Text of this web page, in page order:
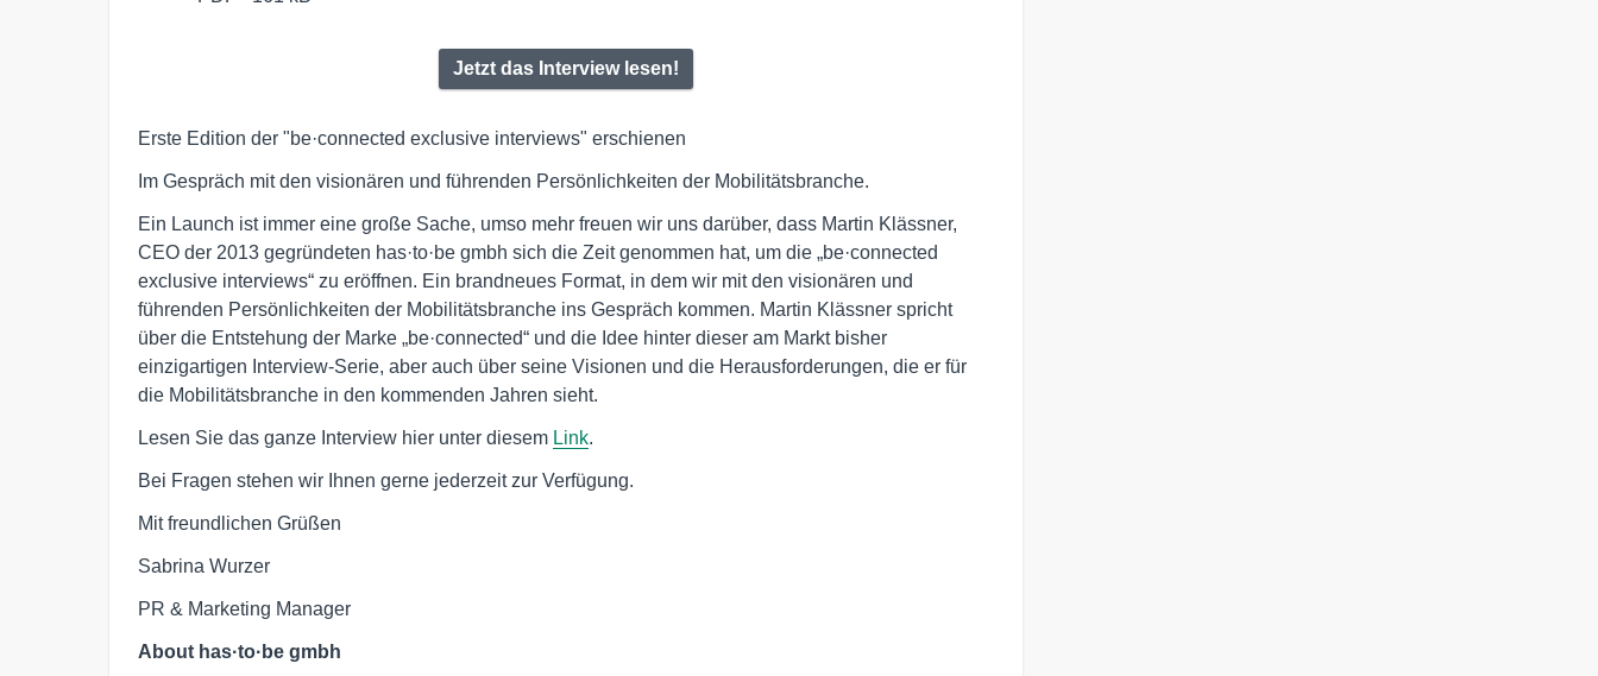
Jetzt das Interview lesen!
Erste Edition der "be·connected exclusive interviews" erschienen
Im Gespräch mit den visionären und führenden Persönlichkeiten der Mobilitätsbranche.
Ein Launch ist immer eine große Sache, umso mehr freuen wir uns darüber, dass Martin Klässner,
CEO der 2013 gegründeten has·to·be gmbh sich die Zeit genommen hat, um die „be·connected
exclusive interviews“ zu eröffnen. Ein brandneues Format, in dem wir mit den visionären und
führenden Persönlichkeiten der Mobilitätsbranche ins Gespräch kommen. Martin Klässner spricht
über die Entstehung der Marke „be·connected“ und die Idee hinter dieser am Markt bisher
einzigartigen Interview-Serie, aber auch über seine Visionen und die Herausforderungen, die er für
die Mobilitätsbranche in den kommenden Jahren sieht.
Lesen Sie das ganze Interview hier unter diesem Link.
Bei Fragen stehen wir Ihnen gerne jederzeit zur Verfügung.
Mit freundlichen Grüßen
Sabrina Wurzer
PR & Marketing Manager
About has·to·be gmbh